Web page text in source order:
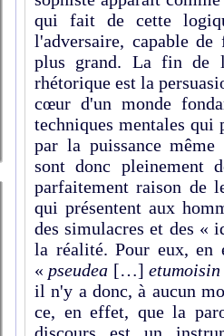
qui fait de cette
l'adversaire, capable
plus grand. La fin de
rhétorique est la
cœur d'un monde
techniques mentales qui
par la puissance
sont donc pleinement
parfaitement raison de
qui présentent aux
des simulacres et des «
la réalité. Pour eux, en
« pseudea […]
il n'y a donc, à aucun
ce, en effet, que la